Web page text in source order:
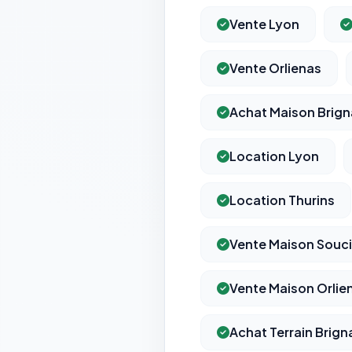
Vente Lyon
Vente Orlienas
Achat Maison
Location Lyon
Location Thurins
Vente Maison
Vente Maison
Achat Terrain